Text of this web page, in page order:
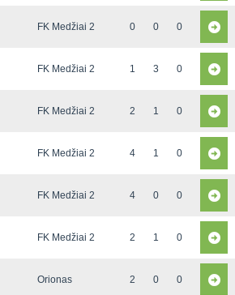
FK Medžiai 2 0 0 0
FK Medžiai 2 1 3 0
FK Medžiai 2 2 1 0
FK Medžiai 2 4 1 0
FK Medžiai 2 4 0 0
FK Medžiai 2 2 1 0
Orionas 2 0 0